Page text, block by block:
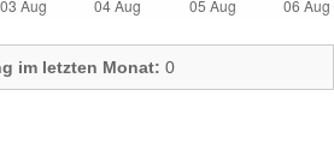
im letzten Monat: 0